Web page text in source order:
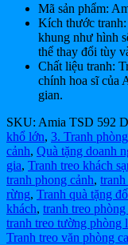
Mã sản phẩm:
Kích thước
khung như hình
thể thay đổi tùy
Chất liệu tranh:
chính hoa sĩ của
gian.
SKU: Amia TSD 592
khổ lớn, 3. Tranh
cảnh, Quà tặng doanh
gia, Tranh treo khách
tranh phong cảnh, tranh
rừng, Tranh quà tặng
khách, tranh treo
tranh treo tường phòng
Tranh treo văn phòng